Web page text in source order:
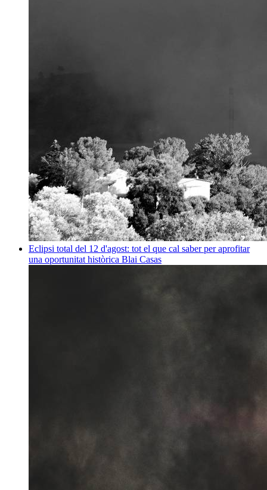
Eclipsi total del 12 d'agost: tot el que cal saber per aprofitar
una oportunitat històrica Blai Casas